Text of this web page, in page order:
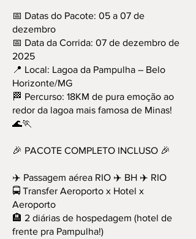
📅 Datas do Pacote: 05 a 07 de
dezembro
📅 Data da Corrida: 07 de dezembro de
2025
📍 Local: Lagoa da Pampulha – Belo
Horizonte/MG
🏁 Percurso: 18KM de pura emoção ao
redor da lagoa mais famosa de Minas!
🌊🏃
🎉 PACOTE COMPLETO INCLUSO 🎉
✈️ Passagem aérea RIO ✈️ BH ✈️ RIO
🚍 Transfer Aeroporto x Hotel x
Aeroporto
🏨 2 diárias de hospedagem (hotel de
frente pra Pampulha!)